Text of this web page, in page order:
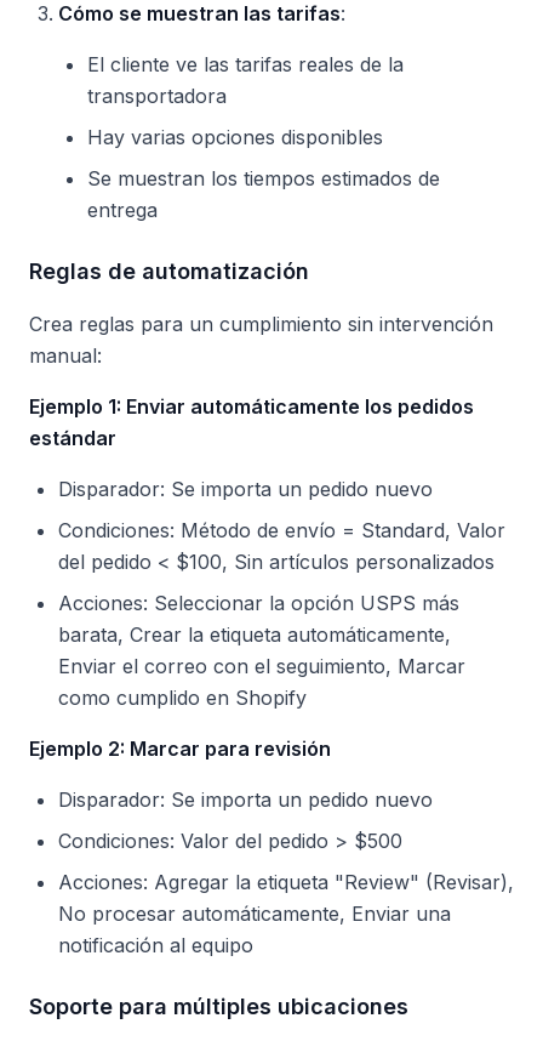
Cómo se muestran las tarifas:
El cliente ve las tarifas reales de la
transportadora
Hay varias opciones disponibles
Se muestran los tiempos estimados de
entrega
Reglas de automatización
Crea reglas para un cumplimiento sin intervención
manual:
Ejemplo 1: Enviar automáticamente los pedidos
estándar
Disparador: Se importa un pedido nuevo
Condiciones: Método de envío = Standard, Valor
del pedido < $100, Sin artículos personalizados
Acciones: Seleccionar la opción USPS más
barata, Crear la etiqueta automáticamente,
Enviar el correo con el seguimiento, Marcar
como cumplido en Shopify
Ejemplo 2: Marcar para revisión
Disparador: Se importa un pedido nuevo
Condiciones: Valor del pedido > $500
Acciones: Agregar la etiqueta "Review" (Revisar),
No procesar automáticamente, Enviar una
notificación al equipo
Soporte para múltiples ubicaciones